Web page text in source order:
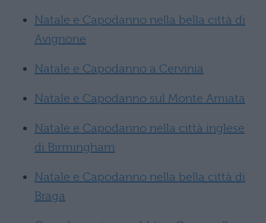
Natale e Capodanno nella bella città di
Avignone
Natale e Capodanno a Cervinia
Natale e Capodanno sul Monte Amiata
Natale e Capodanno nella città inglese
di Birmingham
Natale e Capodanno nella bella città di
Braga